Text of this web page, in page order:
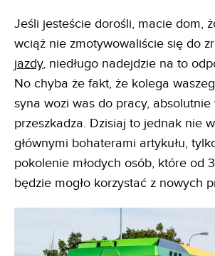
Jeśli jesteście dorośli, macie dom,
wciąż nie zmotywowaliście się do
jazdy, niedługo nadejdzie na to
No chyba że fakt, że kolega
syna wozi was do pracy,
przeszkadza. Dzisiaj to jednak nie
głównymi bohaterami artykułu,
pokolenie młodych osób, które od
będzie mogło korzystać z nowych